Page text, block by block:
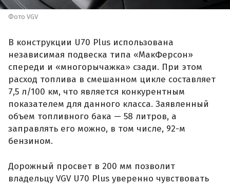
Фото VGV
В конструкции U70 Plus использована
независимая подвеска типа «МакФерсон»
спереди и «многорычажка» сзади. При этом
расход топлива в смешанном цикле составляет
7,5 л/100 км, что является конкурентным
показателем для данного класса. Заявленный
объем топливного бака — 58 литров, а
заправлять его можно, в том числе, 92-м
бензином.
Дорожный просвет в 200 мм позволит
владельцу VGV U70 Plus уверенно чувствовать